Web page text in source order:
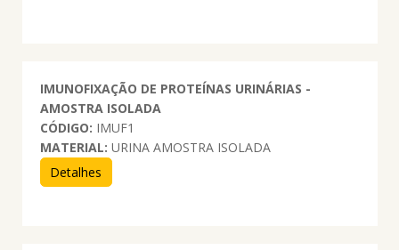
IMUNOFIXAÇÃO DE PROTEÍNAS URINÁRIAS -
AMOSTRA ISOLADA
CÓDIGO: IMUF1
MATERIAL: URINA AMOSTRA ISOLADA
Detalhes